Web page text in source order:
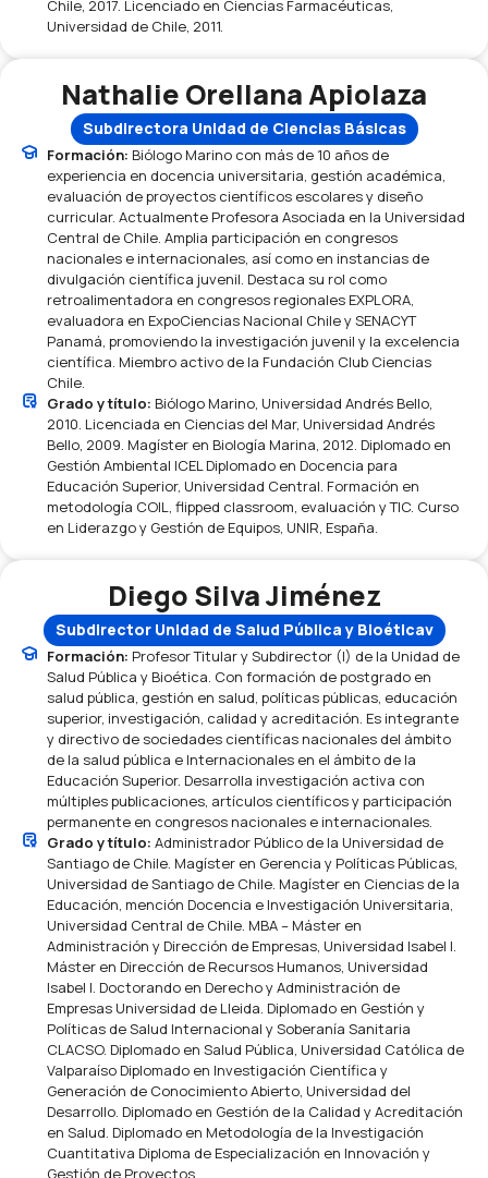
Chile, 2017. Licenciado en Ciencias Farmacéuticas,
Universidad de Chile, 2011.
Nathalie Orellana Apiolaza
Subdirectora Unidad de Ciencias Básicas
Formación: Biólogo Marino con más de 10 años de
experiencia en docencia universitaria, gestión académica,
evaluación de proyectos científicos escolares y diseño
curricular. Actualmente Profesora Asociada en la Universidad
Central de Chile. Amplia participación en congresos
nacionales e internacionales, así como en instancias de
divulgación científica juvenil. Destaca su rol como
retroalimentadora en congresos regionales EXPLORA,
evaluadora en ExpoCiencias Nacional Chile y SENACYT
Panamá, promoviendo la investigación juvenil y la excelencia
científica. Miembro activo de la Fundación Club Ciencias
Chile.
Grado y título: Biólogo Marino, Universidad Andrés Bello,
2010. Licenciada en Ciencias del Mar, Universidad Andrés
Bello, 2009. Magíster en Biología Marina, 2012. Diplomado en
Gestión Ambiental ICEL Diplomado en Docencia para
Educación Superior, Universidad Central. Formación en
metodología COIL, flipped classroom, evaluación y TIC. Curso
en Liderazgo y Gestión de Equipos, UNIR, España.
Diego Silva Jiménez
Subdirector Unidad de Salud Pública y Bioéticav
Formación: Profesor Titular y Subdirector (I) de la Unidad de
Salud Pública y Bioética. Con formación de postgrado en
salud pública, gestión en salud, políticas públicas, educación
superior, investigación, calidad y acreditación. Es integrante
y directivo de sociedades científicas nacionales del ámbito
de la salud pública e Internacionales en el ámbito de la
Educación Superior. Desarrolla investigación activa con
múltiples publicaciones, artículos científicos y participación
permanente en congresos nacionales e internacionales.
Grado y título: Administrador Público de la Universidad de
Santiago de Chile. Magíster en Gerencia y Políticas Públicas,
Universidad de Santiago de Chile. Magíster en Ciencias de la
Educación, mención Docencia e Investigación Universitaria,
Universidad Central de Chile. MBA – Máster en
Administración y Dirección de Empresas, Universidad Isabel I.
Máster en Dirección de Recursos Humanos, Universidad
Isabel I. Doctorando en Derecho y Administración de
Empresas Universidad de Lleida. Diplomado en Gestión y
Políticas de Salud Internacional y Soberanía Sanitaria
CLACSO. Diplomado en Salud Pública, Universidad Católica de
Valparaíso Diplomado en Investigación Científica y
Generación de Conocimiento Abierto, Universidad del
Desarrollo. Diplomado en Gestión de la Calidad y Acreditación
en Salud. Diplomado en Metodología de la Investigación
Cuantitativa Diploma de Especialización en Innovación y
Gestión de Proyectos